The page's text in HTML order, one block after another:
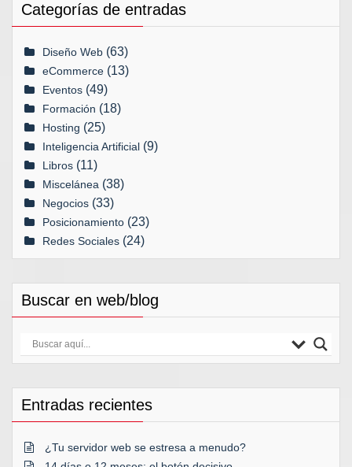
Categorías de entradas
Diseño Web (63)
eCommerce (13)
Eventos (49)
Formación (18)
Hosting (25)
Inteligencia Artificial (9)
Libros (11)
Miscelánea (38)
Negocios (33)
Posicionamiento (23)
Redes Sociales (24)
Buscar en web/blog
Entradas recientes
¿Tu servidor web se estresa a menudo?